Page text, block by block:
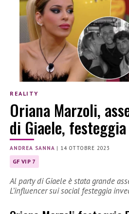
REALITY
Oriana Marzoli,
di Giaele, festeggia
ANDREA SANNA | 14 OTTOBRE 2023
GF VIP 7
Al party di Giaele è stata grande
L’influencer sui social festeggia